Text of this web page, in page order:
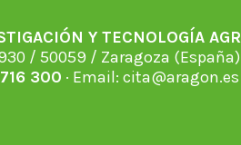
Y TECNOLOGÍA
/ 50059 / Zaragoza (España)
300 · Email: cita@aragon.es